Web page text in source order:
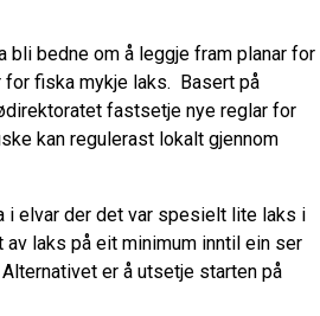
bedne om å leggje fram planar for
fiska mykje laks. Basert på
fastsetje nye reglar for
kan regulerast lokalt gjennom
elvar der det var spesielt lite laks i
laks på eit minimum inntil ein ser
er å utsetje starten på